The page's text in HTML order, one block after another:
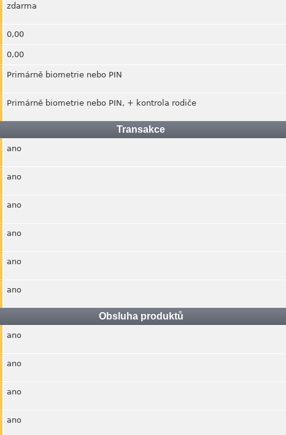
zdarma
0,00
0,00
Primárně biometrie nebo PIN
Primárně biometrie nebo PIN, + kontrola rodiče
Transakce
ano
ano
ano
ano
ano
ano
Obsluha produktů
ano
ano
ano
ano